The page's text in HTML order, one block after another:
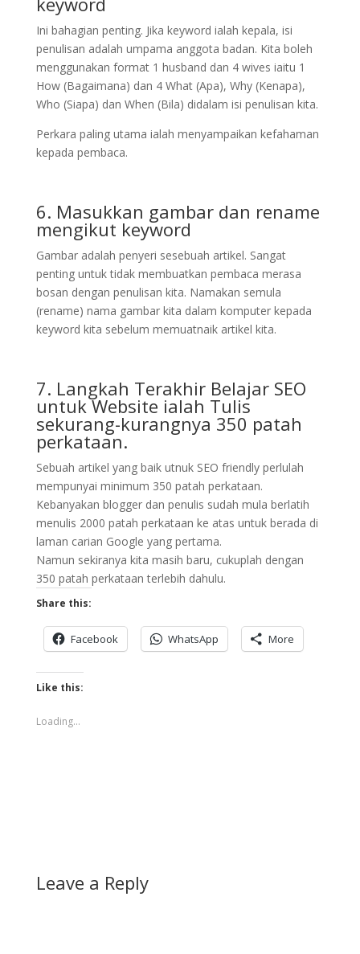
Ini bahagian penting. Jika keyword ialah kepala, isi
penulisan adalah umpama anggota badan. Kita boleh
menggunakan format 1 husband dan 4 wives iaitu 1
How (Bagaimana) dan 4 What (Apa), Why (Kenapa),
Who (Siapa) dan When (Bila) didalam isi penulisan kita.
Perkara paling utama ialah menyampaikan kefahaman
kepada pembaca.
6. Masukkan gambar dan rename
mengikut keyword
Gambar adalah penyeri sesebuah artikel. Sangat
penting untuk tidak membuatkan pembaca merasa
bosan dengan penulisan kita. Namakan semula
(rename) nama gambar kita dalam komputer kepada
keyword kita sebelum memuatnaik artikel kita.
7. Langkah Terakhir Belajar SEO
untuk Website ialah Tulis
sekurang-kurangnya 350 patah
perkataan.
Sebuah artikel yang baik utnuk SEO friendly perlulah
mempunyai minimum 350 patah perkataan.
Kebanyakan blogger dan penulis sudah mula berlatih
menulis 2000 patah perkataan ke atas untuk berada di
laman carian Google yang pertama.
Namun sekiranya kita masih baru, cukuplah dengan
350 patah perkataan terlebih dahulu.
Share this:
Facebook WhatsApp More
Like this:
Loading...
Leave a Reply